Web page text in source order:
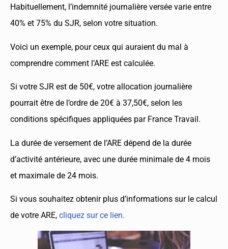
Habituellement, l’indemnité journalière versée varie entre
40% et 75% du SJR, selon votre situation.
Voici un exemple, pour ceux qui auraient du mal à
comprendre comment l’ARE est calculée.
Si votre SJR est de 50€, votre allocation journalière
pourrait être de l’ordre de 20€ à 37,50€, selon les
conditions spécifiques appliquées par France Travail.
La durée de versement de l’ARE dépend de la durée
d’activité antérieure, avec une durée minimale de 4 mois
et maximale de 24 mois.
Si vous souhaitez obtenir plus d’informations sur le calcul
de votre ARE, cliquez sur ce lien.